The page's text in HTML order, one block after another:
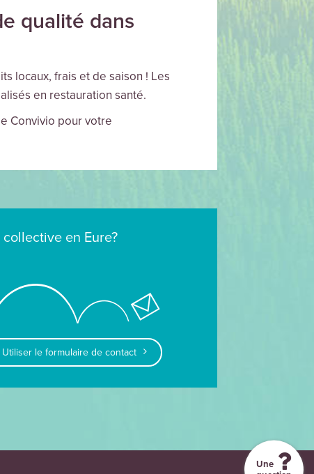
Une
qualité dans
locaux, frais et de saison ! Les
en restauration santé.
Convivio pour votre
en Eure?
Utiliser le formulaire de contact